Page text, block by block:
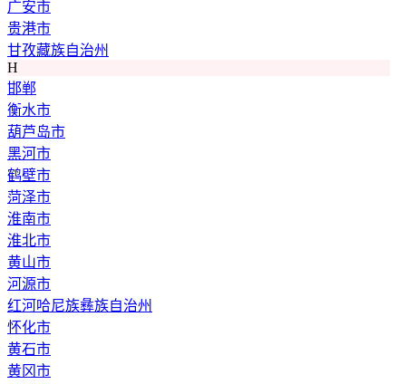
广安市
贵港市
甘孜藏族自治州
H
邯郸
衡水市
葫芦岛市
黑河市
鹤壁市
菏泽市
淮南市
淮北市
黄山市
河源市
红河哈尼族彝族自治州
怀化市
黄石市
黄冈市